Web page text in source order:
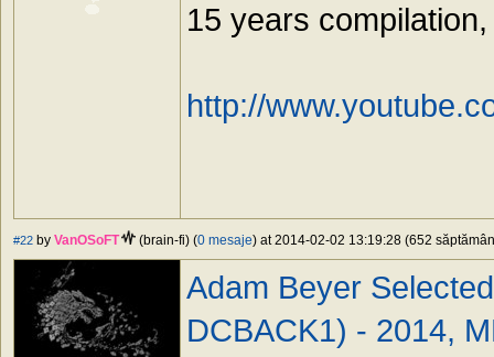
15 years
http://
#22 by VanOSoFT (brain-fi) (0 mesaje) at 2014-02-02 13:19:28 (652
Adam Beyer
DCBACK1) - 2014,